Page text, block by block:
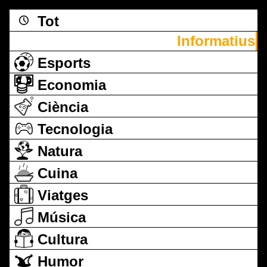
Tot
Informatius
Esports
Economia
Ciència
Tecnologia
Natura
Cuina
Viatges
Música
Cultura
Humor